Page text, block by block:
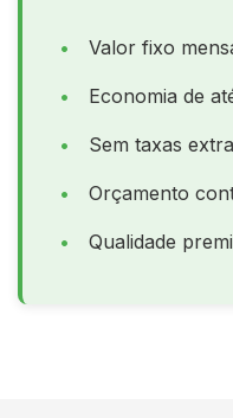
Valor fixo
Economia de
Sem taxas
Orçamento
Qualidade